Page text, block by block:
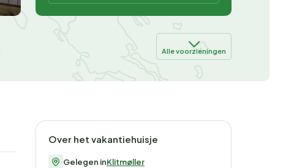
Alle voorzieningen
Over het vakantiehuisje
Gelegen inKlitmøller